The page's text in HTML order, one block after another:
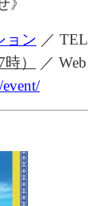
》
ョン ／ TEL
時） ／ Web